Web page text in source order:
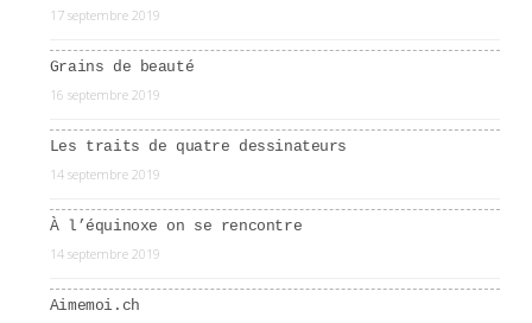
17 septembre 2019
Grains de beauté
16 septembre 2019
Les traits de quatre dessinateurs
14 septembre 2019
À l’équinoxe on se rencontre
14 septembre 2019
Aimemoi.ch